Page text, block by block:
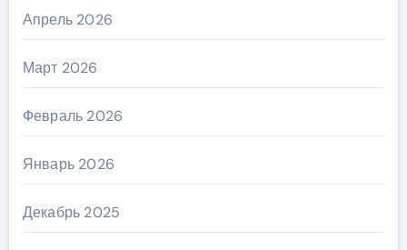
Апрель 2026
Март 2026
Февраль 2026
Январь 2026
Декабрь 2025